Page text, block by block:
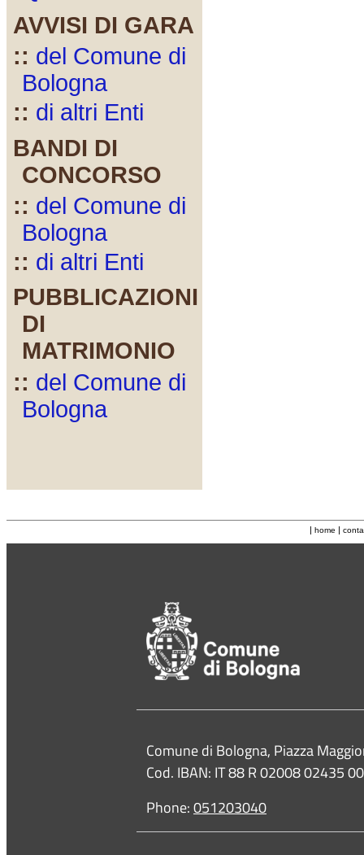
AVVISI DI GARA
:: del Comune di
Bologna
:: di altri Enti
BANDI DI
CONCORSO
:: del Comune di
Bologna
:: di altri Enti
PUBBLICAZIONI
DI
MATRIMONIO
:: del Comune di
Bologna
| home |
Contacts
Comune di Bologna, Piazza
Cod. IBAN: IT 88 R 02008 02435
Phone:051203040